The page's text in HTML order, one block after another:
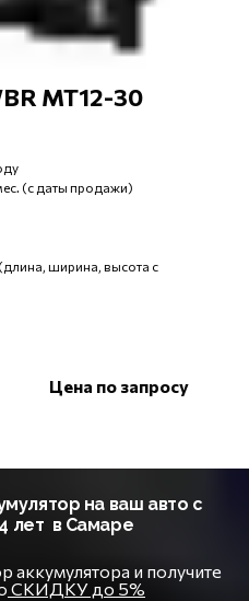
MT12-30
(с даты продажи)
ширина, высота с
Цена по запросу
на ваш авто с
лет в Самаре
аккумулятора и получите
СКИДКУ до 5%